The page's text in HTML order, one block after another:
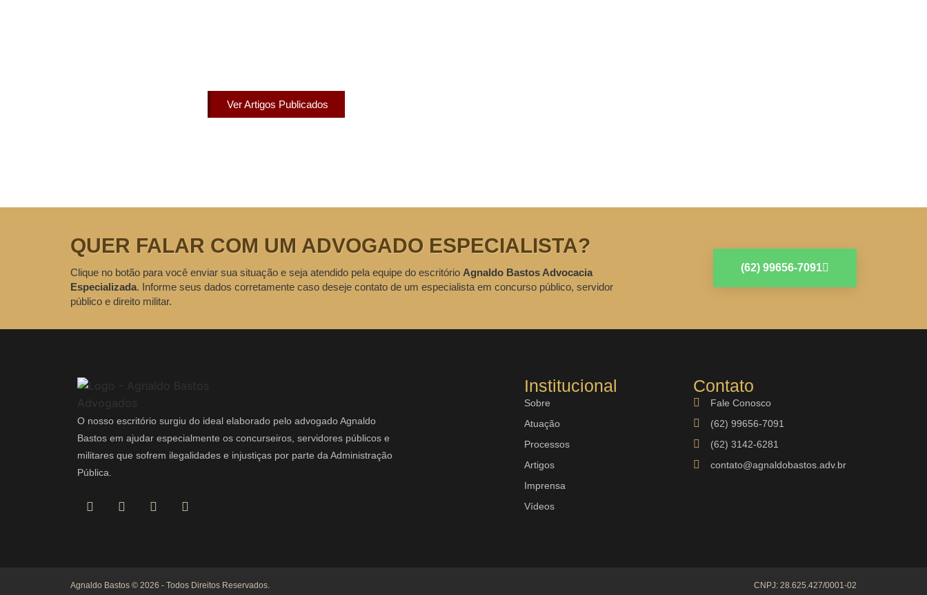
Ver Artigos Publicados
QUER FALAR COM UM ADVOGADO ESPECIALISTA?
Clique no botão para você enviar sua situação e seja atendido pela equipe do escritório Agnaldo Bastos Advocacia
Especializada. Informe seus dados corretamente caso deseje contato de um especialista em concurso público, servidor
público e direito militar.
(62) 99656-7091
O nosso escritório surgiu do ideal elaborado pelo advogado Agnaldo
Bastos em ajudar especialmente os concurseiros, servidores públicos e
militares que sofrem ilegalidades e injustiças por parte da Administração
Pública.
Institucional
Sobre
Atuação
Processos
Artigos
Imprensa
Vídeos
Contato
Fale Conosco
(62) 99656-7091
(62) 3142-6281
contato@agnaldobastos.adv.br
Agnaldo Bastos © 2026 - Todos Direitos Reservados. CNPJ: 28.625.427/0001-02